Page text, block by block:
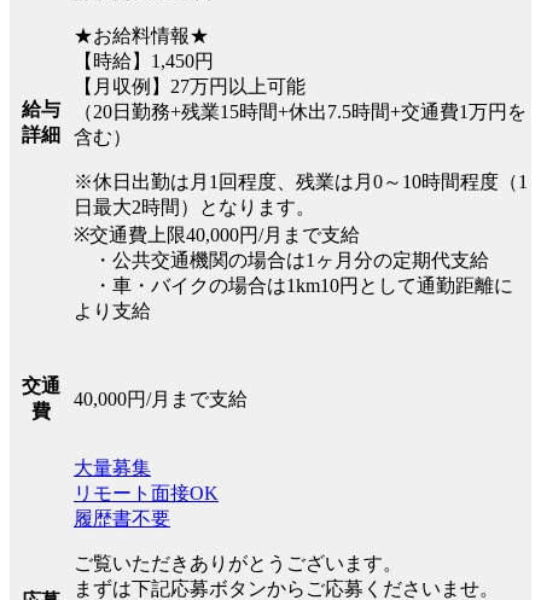
給与
詳細
★お給料情報★
【時給】1,450円
【月収例】27万円以上可能
（20日勤務+残業15時間+休出7.5時間+交通費1万円を
含む）
※休日出勤は月1回程度、残業は月0～10時間程度（1
日最大2時間）となります。
※交通費上限40,000円/月まで支給
・公共交通機関の場合は1ヶ月分の定期代支給
・車・バイクの場合は1km10円として通勤距離に
より支給
交通
費
40,000円/月まで支給
大量募集
リモート面接OK
履歴書不要
ご覧いただきありがとうございます。
まずは下記応募ボタンからご応募くださいませ。